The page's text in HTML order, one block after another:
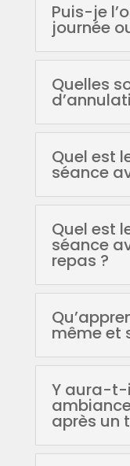
Puis-je
journée
Quelles
Quel est
séance
Quel est
séance
repas ?
même et
Y aura-t-
après un